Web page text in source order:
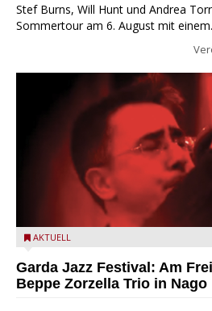
Stef Burns, Will Hunt und Andrea
Sommertour am 6. August mit
Beppe Zorzella Trio zu Gast beim
AKTUELL
Garda Jazz Festival: Am
Beppe Zorzella Trio in Nago